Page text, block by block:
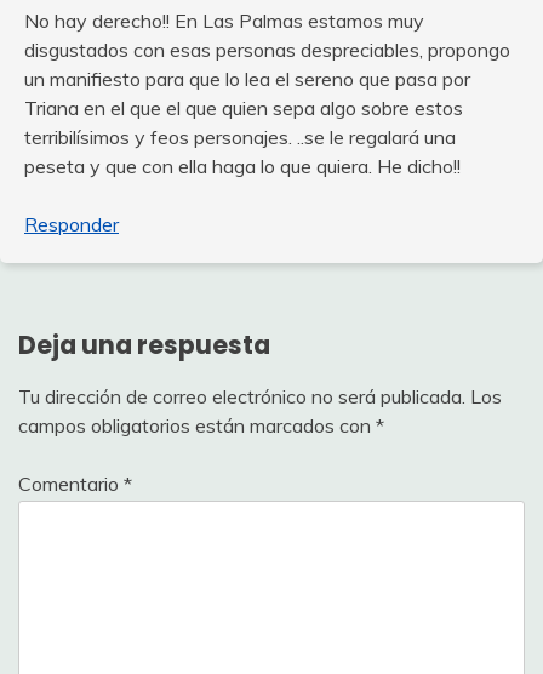
No hay derecho!! En Las Palmas estamos muy
disgustados con esas personas despreciables, propongo
un manifiesto para que lo lea el sereno que pasa por
Triana en el que el que quien sepa algo sobre estos
terribilísimos y feos personajes. ..se le regalará una
peseta y que con ella haga lo que quiera. He dicho!!
Responder
Deja una respuesta
Tu dirección de correo electrónico no será publicada. Los
campos obligatorios están marcados con *
Comentario *